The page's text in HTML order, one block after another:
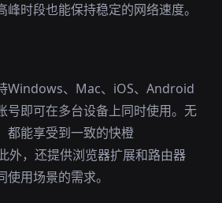
时段也能保持稳定的网络速度。
Windows、Mac、iOS、Android
号即可在多台设备上同时使用。无
都能享受到一致的快橙
外，还提供浏览器扩展和路由器
用场景的需求。